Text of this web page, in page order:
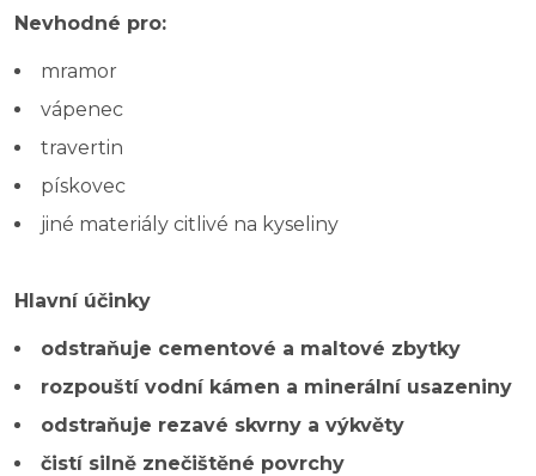
Nevhodné pro:
mramor
vápenec
travertin
pískovec
jiné materiály citlivé na kyseliny
Hlavní účinky
odstraňuje cementové a maltové zbytky
rozpouští vodní kámen a minerální usazeniny
odstraňuje rezavé skvrny a výkvěty
čistí silně znečištěné povrchy